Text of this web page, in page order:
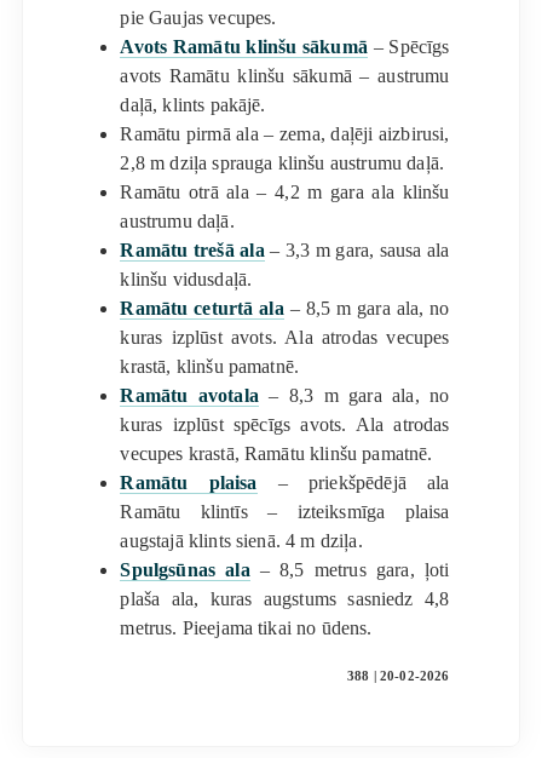
pie Gaujas vecupes.
Avots Ramātu klinšu sākumā – Spēcīgs
avots Ramātu klinšu sākumā – austrumu
daļā, klints pakājē.
Ramātu pirmā ala – zema, daļēji aizbirusi,
2,8 m dziļa sprauga klinšu austrumu daļā.
Ramātu otrā ala – 4,2 m gara ala klinšu
austrumu daļā.
Ramātu trešā ala – 3,3 m gara, sausa ala
klinšu vidusdaļā.
Ramātu ceturtā ala – 8,5 m gara ala, no
kuras izplūst avots. Ala atrodas vecupes
krastā, klinšu pamatnē.
Ramātu avotala – 8,3 m gara ala, no
kuras izplūst spēcīgs avots. Ala atrodas
vecupes krastā, Ramātu klinšu pamatnē.
Ramātu plaisa – priekšpēdējā ala
Ramātu klintīs – izteiksmīga plaisa
augstajā klints sienā. 4 m dziļa.
Spulgsūnas ala – 8,5 metrus gara, ļoti
plaša ala, kuras augstums sasniedz 4,8
metrus. Pieejama tikai no ūdens.
388 | 20-02-2026